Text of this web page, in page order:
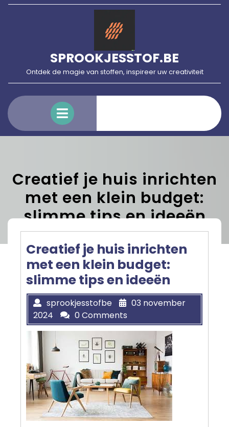
Skip
SPROOKJESSTOF.BE
Ontdek de magie van stoffen, inspireer uw creativiteit
Menu
Creatief je huis inrichten
met een klein budget:
slimme tips en ideeën
Creatief je huis inrichten
met een klein budget:
slimme tips en ideeën
sprookjesstofbe
03 november
2024
0 Comments